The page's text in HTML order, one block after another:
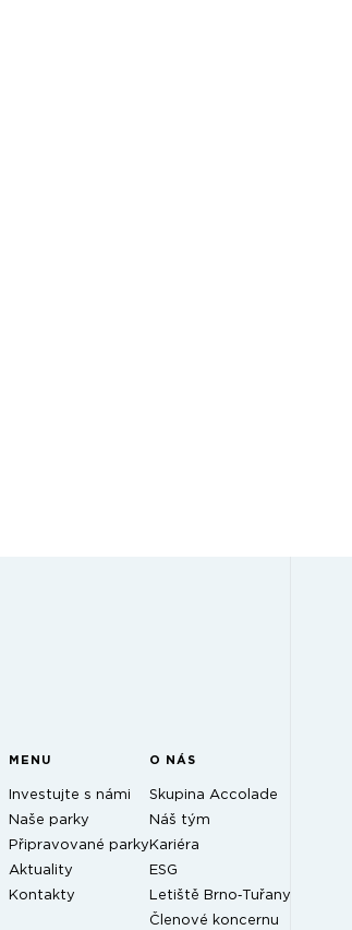
MENU
Investujte s námi
Naše parky
Připravované parky
Aktuality
Kontakty
O NÁS
Skupina Accolade
Náš tým
Kariéra
ESG
Letiště Brno‑Tuřany
Členové koncernu